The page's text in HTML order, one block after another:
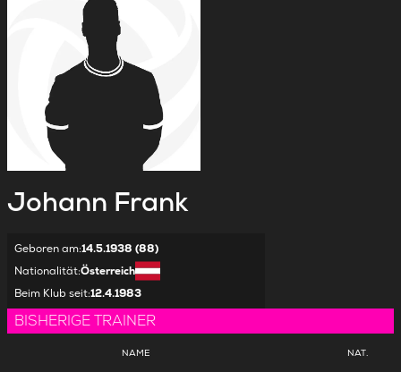
Johann Frank
Geboren am:14.5.1938 (88)
Nationalität:Österreich
Beim Klub seit:12.4.1983
BISHERIGE TRAINER
NAME NAT.